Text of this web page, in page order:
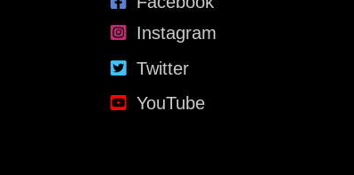
Instagram
Twitter
YouTube